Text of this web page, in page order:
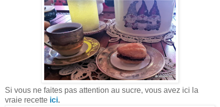
Si vous ne faites pas attention au sucre, vous avez ici la
vraie recette ici.